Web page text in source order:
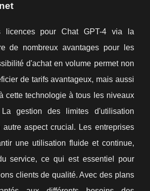
licences pour Chat GPT-4 via la
de nombreux avantages pour les
d'achat en volume permet non
de tarifs avantageux, mais aussi
cette technologie à tous les niveaux
gestion des limites d'utilisation
aspect crucial. Les entreprises
une utilisation fluide et continue,
service, ce qui est essentiel pour
clients de qualité. Avec des plans